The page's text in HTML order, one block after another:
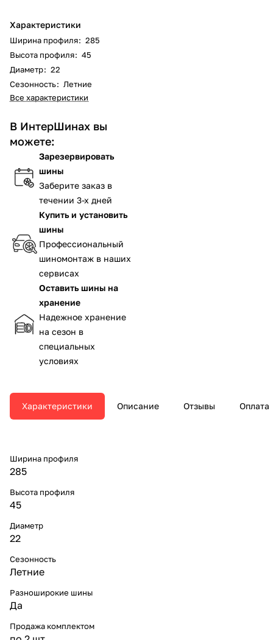
Характеристики
Ширина профиля: 285
Высота профиля: 45
Диаметр: 22
Сезонность: Летние
Все характеристики
В ИнтерШинах вы
можете:
Зарезервировать
шины
Заберите заказ в
течении 3-х дней
Купить и установить
шины
Профессиональный
шиномонтаж в наших
сервисах
Оставить шины на
хранение
Надежное хранение
на сезон в
специальных
условиях
Характеристики Описание Отзывы Оплата
Ширина профиля
285
Высота профиля
45
Диаметр
22
Сезонность
Летние
Разноширокие шины
Да
Продажа комплектом